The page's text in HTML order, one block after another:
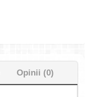
Opinii (0)